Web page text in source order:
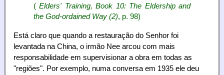
(Elders' Training, Book 10: The Eldership and
the God-ordained Way (2), p. 98)
Está claro que quando a restauração do Senhor foi
levantada na China, o irmão Nee arcou com mais
responsabilidade em supervisionar a obra em todas as
"regiões". Por exemplo, numa conversa em 1935 ele deu